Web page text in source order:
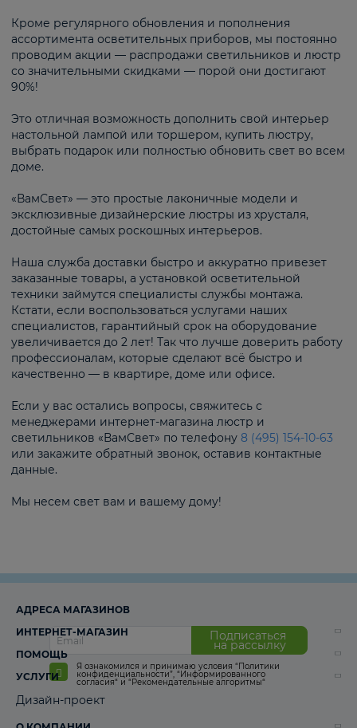
Кроме регулярного обновления и пополнения
ассортимента осветительных приборов, мы постоянно
проводим акции — распродажи светильников и люстр
со значительными скидками — порой они достигают
90%!
Это отличная возможность дополнить свой интерьер
настольной лампой или торшером, купить люстру,
выбрать подарок или полностью обновить свет во всем
доме.
«ВамСвет» — это простые лаконичные модели и
эксклюзивные дизайнерские люстры из хрусталя,
достойные самых роскошных интерьеров.
Наша служба доставки быстро и аккуратно привезет
заказанные товары, а установкой осветительной
техники займутся специалисты службы монтажа.
Кстати, если воспользоваться услугами наших
специалистов, гарантийный срок на оборудование
увеличивается до 2 лет! Так что лучше доверить работу
профессионалам, которые сделают всё быстро и
качественно — в квартире, доме или офисе.
Если у вас остались вопросы, свяжитесь с
менеджерами интернет-магазина люстр и
светильников «ВамСвет» по телефону 8 (495) 154-10-63
или закажите обратный звонок, оставив контактные
данные.
Мы несем свет вам и вашему дому!
Подписаться
на рассылку
Я ознакомился и принимаю условия “Политики
конфиденциальности”, “Информированного
согласия“ и “Рекомендательные алгоритмы“
АДРЕСА МАГАЗИНОВ
ИНТЕРНЕТ-МАГАЗИН
ПОМОЩЬ
УСЛУГИ
Дизайн-проект